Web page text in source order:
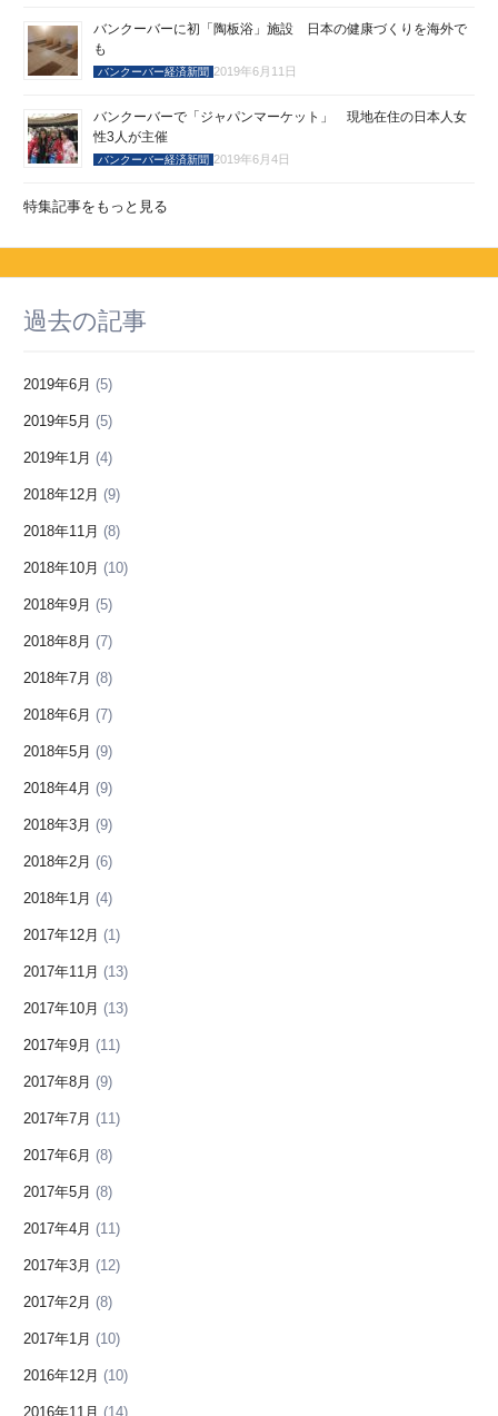
バンクーバーに初「陶板浴」施設 日本の健康づくりを海外で
も
バンクーバー経済新聞 2019年6月11日
バンクーバーで「ジャパンマーケット」 現地在住の日本人女
性3人が主催
バンクーバー経済新聞 2019年6月4日
特集記事をもっと見る
過去の記事
2019年6月 (5)
2019年5月 (5)
2019年1月 (4)
2018年12月 (9)
2018年11月 (8)
2018年10月 (10)
2018年9月 (5)
2018年8月 (7)
2018年7月 (8)
2018年6月 (7)
2018年5月 (9)
2018年4月 (9)
2018年3月 (9)
2018年2月 (6)
2018年1月 (4)
2017年12月 (1)
2017年11月 (13)
2017年10月 (13)
2017年9月 (11)
2017年8月 (9)
2017年7月 (11)
2017年6月 (8)
2017年5月 (8)
2017年4月 (11)
2017年3月 (12)
2017年2月 (8)
2017年1月 (10)
2016年12月 (10)
2016年11月 (14)